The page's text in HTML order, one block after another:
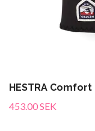
HESTRA
453.00 SEK